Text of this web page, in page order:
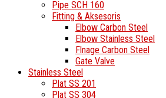
Pipe SCH 160
Fitting & Aksesoris
Elbow Carbon Steel
Elbow Stainless Steel
Flnage Carbon Steel
Gate Valve
Stainless Steel
Plat SS 201
Plat SS 304